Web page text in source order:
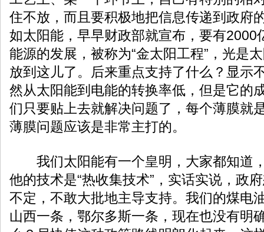
住不放，而且要积极地把信息传递到政府
如太阳能，早早财政部就宣布，要有2000
能源的发展，被称为“金太阳工程”，光是
放到这儿了。后来重点支持了什么？显示
然从太阳能到电能的转换率低，但是它的
们只要贴上去就解决问题了，每个薄膜就
薄膜问题应该是非常主打的。
我们太阳能有一个皇明，大家都知道
他的技术是“热收集技术”，实话实说，政
不定，不敢大批地主导支持。我们的煤电
山西一条，鄂尔多斯一条，现在也没有明